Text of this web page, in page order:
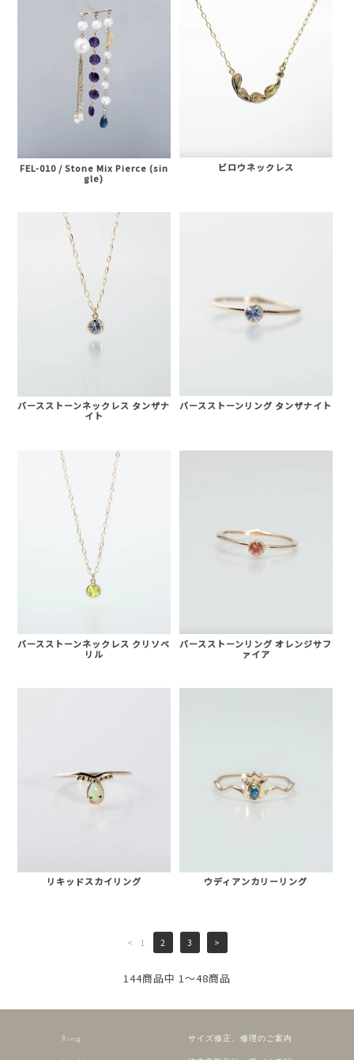
FEL-010 / Stone Mix Pierce (sin
gle)
ビロウネックレス
バースストーンネックレス タンザナ
イト
バースストーンリング タンザナイト
バースストーンネックレス クリソベ
リル
バースストーンリング オレンジサフ
ァイア
リキッドスカイリング ウディアンカリーリング
< 1 2 3 >
144商品中 1～48商品
Ring サイズ修正、修理のご案内